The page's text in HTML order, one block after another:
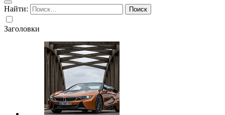
Найти:
Заголовки